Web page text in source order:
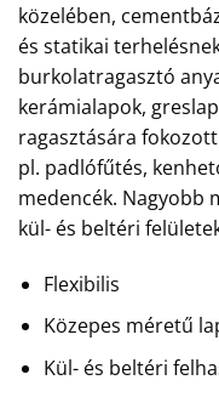
közelében,
és statikai
burkolatragasztó
kerámialapok,
ragasztására
pl. padlófűtés,
medencék. Nagyobb
kül- és beltéri
Flexibilis
Közepes méretű
Kül- és beltéri